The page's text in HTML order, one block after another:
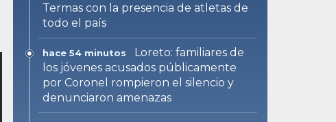
Termas con la presencia de atletas de
todo el país
hace 54 minutos
Loreto: familiares de
los jóvenes acusados públicamente
por Coronel rompieron el silencio y
denunciaron amenazas